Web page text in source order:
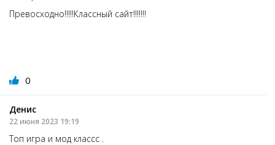
Превосходно!!!!!Классный сайт!!!!!!!
0
Денис
22 июня 2023 19:19
Топ игра и мод классс .